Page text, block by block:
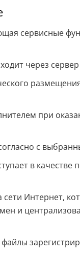
сервисные
через
при
с
в
Интернет,
и